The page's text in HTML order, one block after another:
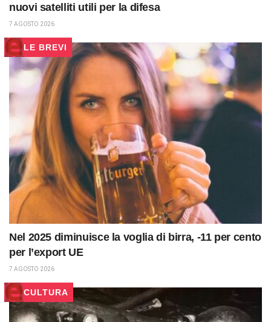
nuovi satelliti utili per la difesa
7 AGOSTO 2026
LE BREVI
Nel 2025 diminuisce la voglia di birra, -11 per cento
per l’export UE
7 AGOSTO 2026
CULTURA